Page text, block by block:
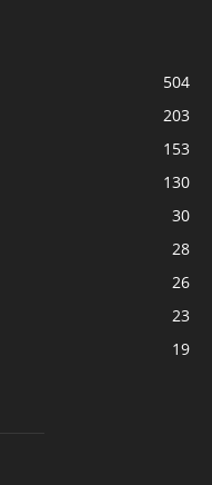
504
203
153
130
30
28
26
23
19